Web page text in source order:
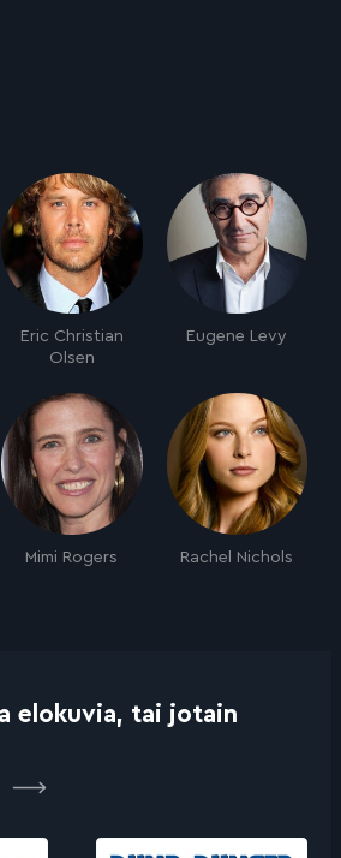
Eric Christian
Olsen
Eugene Levy
Mimi Rogers Rachel Nichols
elokuvia, tai jotain